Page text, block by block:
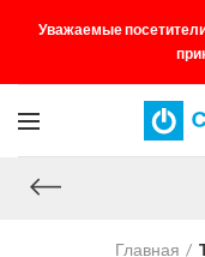
Уважаемые
Главная